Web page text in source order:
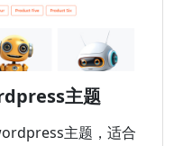
主题
主题，适合